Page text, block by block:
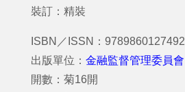
裝訂：精裝
ISBN／ISSN：9789860127492
出版單位： 金融監督管理委員會
開數：菊16開